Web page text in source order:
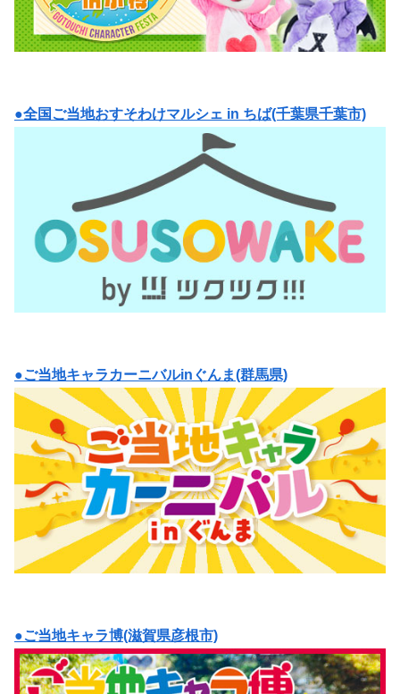
●全国ご当地おすそわけマルシェ in ちば(千葉県千葉市)
●ご当地キャラカーニバルinぐんま(群馬県)
●ご当地キャラ博(滋賀県彦根市)